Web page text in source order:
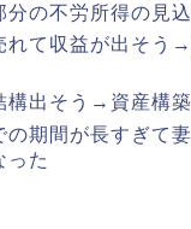
分の不労所得の見
れて収益が出そう
構出そう→資産構
の期間が長すぎて
った